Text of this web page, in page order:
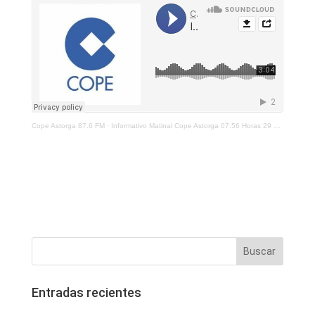
Cope Astorga 87.6 FM· Informativo Matinal Cope Astorga 07.56 Horas 29 De Septiembre 2021
Entradas recientes